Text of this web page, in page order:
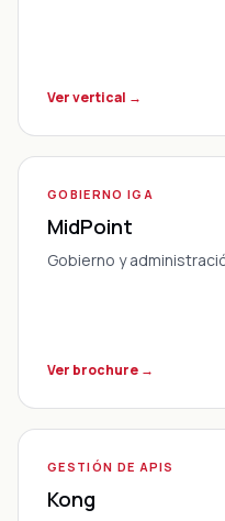
Ver vertical →
GOBIERNO IGA
MidPoint
Gobierno y
Ver brochure →
GESTIÓN DE APIS
Kong